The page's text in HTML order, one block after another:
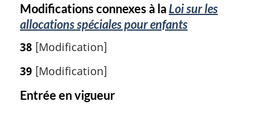
Modifications connexes à la Loi sur les
allocations spéciales pour enfants
38 [Modification]
39 [Modification]
Entrée en vigueur